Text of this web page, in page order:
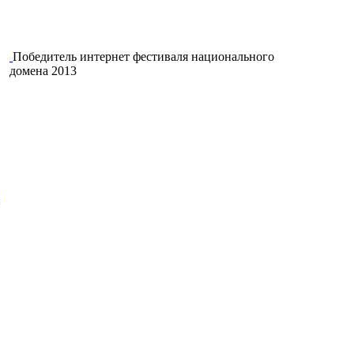
Победитель интернет фестиваля национального
домена 2013